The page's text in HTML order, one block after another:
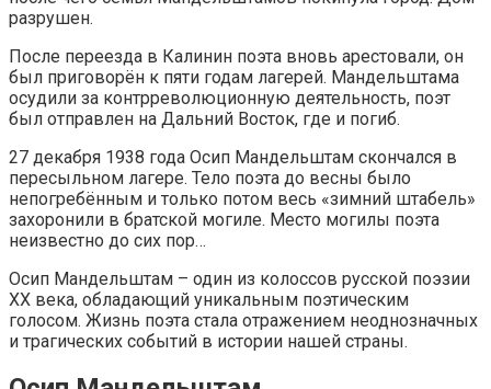
разрушен.
После переезда в Калинин поэта вновь арестовали, он
был приговорён к пяти годам лагерей. Мандельштама
осудили за контрреволюционную деятельность, поэт
был отправлен на Дальний Восток, где и погиб.
27 декабря 1938 года Осип Мандельштам скончался в
пересыльном лагере. Тело поэта до весны было
непогребённым и только потом весь «зимний штабель»
захоронили в братской могиле. Место могилы поэта
неизвестно до сих пор…
Осип Мандельштам – один из колоссов русской поэзии
XX века, обладающий уникальным поэтическим
голосом. Жизнь поэта стала отражением неоднозначных
и трагических событий в истории нашей страны.